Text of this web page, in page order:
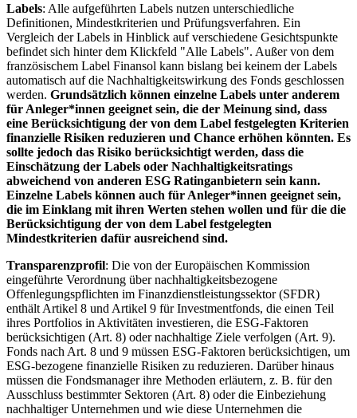
Labels: Alle aufgeführten Labels nutzen unterschiedliche
Definitionen, Mindestkriterien und Prüfungsverfahren. Ein
Vergleich der Labels in Hinblick auf verschiedene Gesichtspunkte
befindet sich hinter dem Klickfeld "Alle Labels". Außer von dem
französischem Label Finansol kann bislang bei keinem der Labels
automatisch auf die Nachhaltigkeitswirkung des Fonds geschlossen
werden. Grundsätzlich können einzelne Labels unter anderem
für Anleger*innen geeignet sein, die der Meinung sind, dass
eine Berücksichtigung der von dem Label festgelegten Kriterien
finanzielle Risiken reduzieren und Chance erhöhen könnten. Es
sollte jedoch das Risiko berücksichtigt werden, dass die
Einschätzung der Labels oder Nachhaltigkeitsratings
abweichend von anderen ESG Ratinganbietern sein kann.
Einzelne Labels können auch für Anleger*innen geeignet sein,
die im Einklang mit ihren Werten stehen wollen und für die die
Berücksichtigung der von dem Label festgelegten
Mindestkriterien dafür ausreichend sind.
Transparenzprofil: Die von der Europäischen Kommission
eingeführte Verordnung über nachhaltigkeitsbezogene
Offenlegungspflichten im Finanzdienstleistungssektor (SFDR)
enthält Artikel 8 und Artikel 9 für Investmentfonds, die einen Teil
ihres Portfolios in Aktivitäten investieren, die ESG-Faktoren
berücksichtigen (Art. 8) oder nachhaltige Ziele verfolgen (Art. 9).
Fonds nach Art. 8 und 9 müssen ESG-Faktoren berücksichtigen, um
ESG-bezogene finanzielle Risiken zu reduzieren. Darüber hinaus
müssen die Fondsmanager ihre Methoden erläutern, z. B. für den
Ausschluss bestimmter Sektoren (Art. 8) oder die Einbeziehung
nachhaltiger Unternehmen und wie diese Unternehmen die